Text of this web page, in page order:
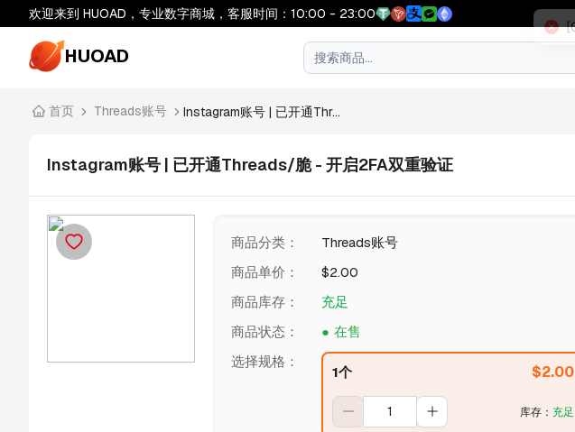
欢迎来到 HUOAD，专业数字商城，客服时间：10:00 - 23:00
HUOAD
首页 Threads账号 Instagram账号 | 已开通Thr...
Instagram账号 | 已开通Threads/脆 - 开启2FA双重验证
商品分类 ：
Threads账号
商品单价 ： $2.00
商品库存 ：
充足
商品状态 ：
在售
选择规格 ：
1个 $2.00
库存 ： 充足